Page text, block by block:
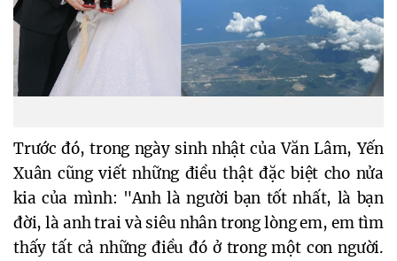
Trước đó, trong ngày sinh nhật của Văn Lâm, Yến
Xuân cũng viết những điều thật đặc biệt cho nửa
kia của mình: "Anh là người bạn tốt nhất, là bạn
đời, là anh trai và siêu nhân trong lòng em, em tìm
thấy tất cả những điều đó ở trong một con người.